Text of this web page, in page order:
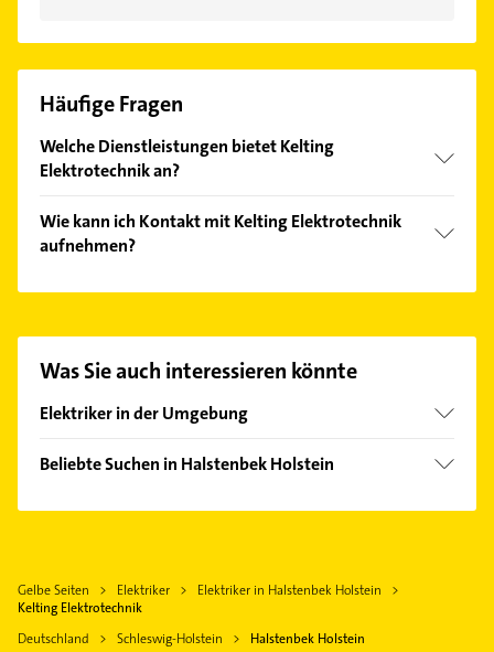
Häufige Fragen
Welche Dienstleistungen bietet Kelting
Elektrotechnik an?
Elektrikerarbeiten, Elektrogeräteinstallation,
Kabelverlegung und elektrische Installationen.
Wie kann ich Kontakt mit Kelting Elektrotechnik
aufnehmen?
Kontaktmöglichkeiten wie Adresse oder Mail in
finden Sie alleKontaktdaten.
Was Sie auch interessieren könnte
Elektriker in der Umgebung
Schenefeld
Pinneberg
Norderstedt
Tornesch
Beliebte Suchen in Halstenbek Holstein
Bauunternehmen
Steuerberater
Gelbe Seiten Elektriker
Elektriker in Halstenbek Holstein
Kelting Elektrotechnik
Deutschland
Schleswig-Holstein Halstenbek Holstein